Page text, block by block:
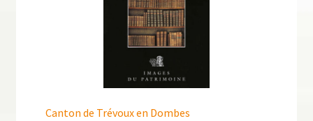
Canton de Trévoux en Dombes